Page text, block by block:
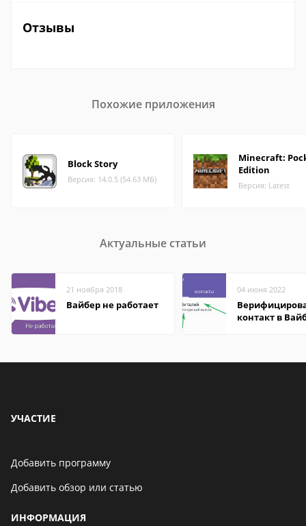
Отзывы
Похожие приложения
Block Story
Версия: 14.0.5 (54.63 МБ)
Minecraft:
Edition
Версия: Latest
Актуальные статьи
21 ноября 2018
Вайбер не работает
04 июня 2022
контакт в
УЧАСТИЕ
Добавить программу
Добавить обзор или статью
ИНФОРМАЦИЯ